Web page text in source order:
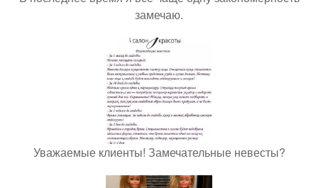
замечаю.
Уважаемые клиенты! Замечательные невесты?